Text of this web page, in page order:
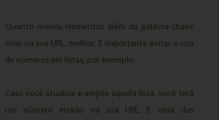
Quanto menos elementos além da palavra-chave
tiver na sua URL, melhor. É importante evitar o uso
de números em listas, por exemplo.
Caso você atualize e amplie aquela lista, você terá
um número errado na sua URL. E uma das